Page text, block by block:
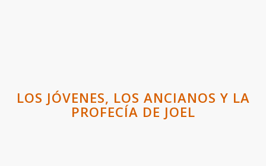
LOS JÓVENES, LOS ANCIANOS Y LA
PROFECÍA DE JOEL